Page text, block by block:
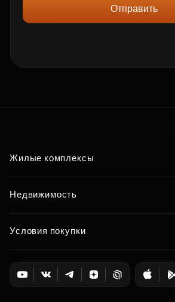
Отправить
Жилые комплексы
Недвижимость
Условия покупки